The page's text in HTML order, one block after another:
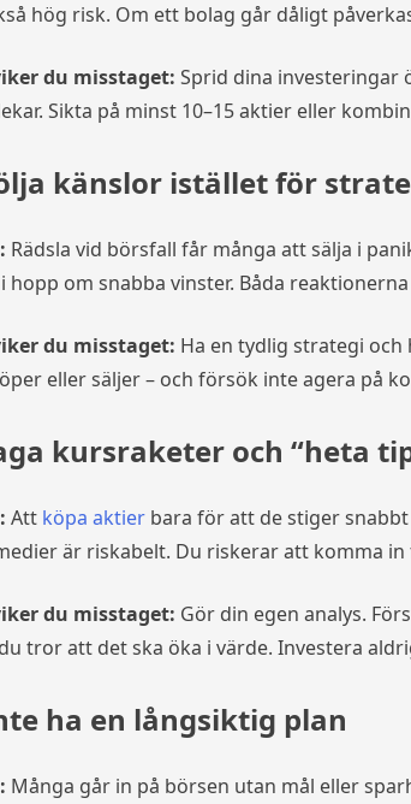
hög risk. Om ett bolag går dåligt
du misstaget: Sprid dina investeringar
Sikta på minst 10–15 aktier eller
känslor istället för
Rädsla vid börsfall får många att sälja i
hopp om snabba vinster. Båda
du misstaget: Ha en tydlig strategi
eller säljer – och försök inte agera på
kursraketer och “heta
Att köpa aktierbara för att de stiger
är riskabelt. Du riskerar att komma
du misstaget: Gör din egen analys.
tror att det ska öka i värde. Investera
ha en långsiktig plan
Många går in på börsen utan mål eller